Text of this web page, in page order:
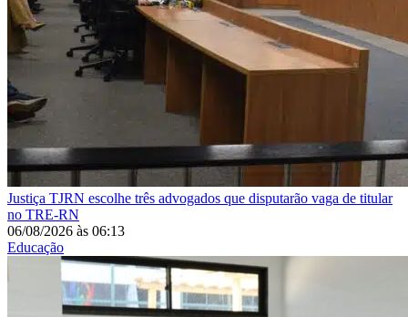
Justiça TJRN escolhe três advogados que disputarão vaga de titular
no TRE-RN
06/08/2026 às 06:13
Educação